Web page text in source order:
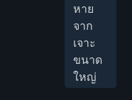
หาย
จาก
เจาะ
ขนาด
ใหญ่